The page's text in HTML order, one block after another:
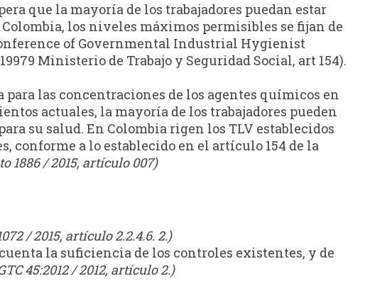
que la mayoría de los trabajadores puedan estar
los niveles máximos permisibles se fijan de
of Governmental Industrial Hygienist
Ministerio de Trabajo y Seguridad Social, art 154).
las concentraciones de los agentes químicos en
actuales, la mayoría de los trabajadores pueden
su salud. En Colombia rigen los TLV establecidos
conforme a lo establecido en el artículo 154 de la
1886 / 2015, artículo 007)
/ 2015, artículo 2.2.4.6. 2.)
la suficiencia de los controles existentes, y de
45:2012 / 2012, artículo 2.)